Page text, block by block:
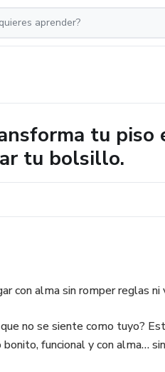
tu piso
tu bolsillo.
con alma sin romper reglas
no se siente como tuyo?
funcional y con alma…